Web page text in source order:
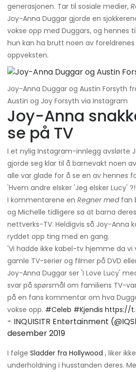
generasjonen. Tar til sosiale medier,
Joy-Anna Duggar gjorde en
vokse opp med Duggars, og hennes
hun kan ha brutt noen av foreldrenes
oppveksten.
Joy-Anna Duggar og Austin Forsyth
Austin og Joy Forsyth via Instagram
Joy-Anna
se på TV
I et nylig Instagram-innlegg avslørte
gjorde seg klar til å barnevakt noen
alle var glade for å se en av hennes
'Hvem andre elsker 'Jeg elsker Lucy'
I kommentarene en Regner medfan
og Michelle tidligere sa at barna
nettverks-TV. Heldigvis så Joy-Anna
ryddet opp ting med en gang.
'Vi hadde ikke kabel-tv hjemme da vi
gamle TV-serier og filmer på DVD
Joy-Anna Duggar ser 'I Love Lucy'
svar på spørsmål om familiens TV-
på en fans kommentar om hva
vokse opp. #Celeb #Kjendis https://
- INQUISITR Entertainment
desember 2019
I følge Sladder fra Hollywood , liker
underholdning i husstanden deres.